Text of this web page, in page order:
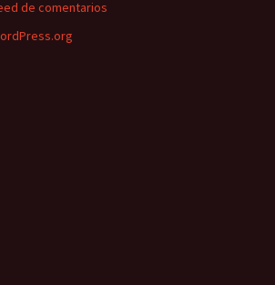
de comentarios